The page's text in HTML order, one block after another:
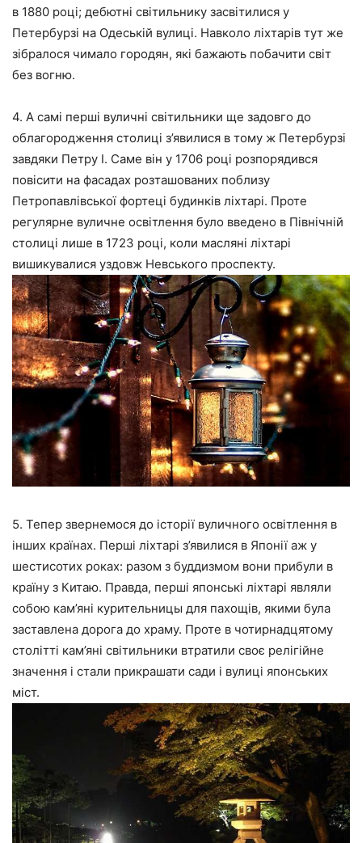
в 1880 році; дебютні світильнику засвітилися у
Петербурзі на Одеській вулиці. Навколо ліхтарів тут же
зібралося чимало городян, які бажають побачити світ
без вогню.
4. А самі перші вуличні світильники ще задовго до
облагородження столиці з’явилися в тому ж Петербурзі
завдяки Петру I. Саме він у 1706 році розпорядився
повісити на фасадах розташованих поблизу
Петропавлівської фортеці будинків ліхтарі. Проте
регулярне вуличне освітлення було введено в Північній
столиці лише в 1723 році, коли масляні ліхтарі
вишикувалися уздовж Невського проспекту.
5. Тепер звернемося до історії вуличного освітлення в
інших країнах. Перші ліхтарі з’явилися в Японії аж у
шестисотих роках: разом з буддизмом вони прибули в
країну з Китаю. Правда, перші японські ліхтарі являли
собою кам’яні курительницы для пахощів, якими була
заставлена дорога до храму. Проте в чотирнадцятому
столітті кам’яні світильники втратили своє релігійне
значення і стали прикрашати сади і вулиці японських
міст.